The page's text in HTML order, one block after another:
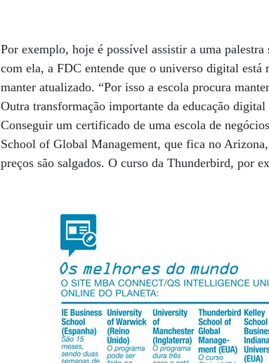
Por exemplo, hoje é possível assistir a uma
com ela, a FDC entende que o universo digital está
manter atualizado. “Por isso a escola procura
Outra transformação importante da educação
Conseguir um certificado de uma escola de
School of Global Management, que fica no
preços são salgados. O curso da Thunderbird, por